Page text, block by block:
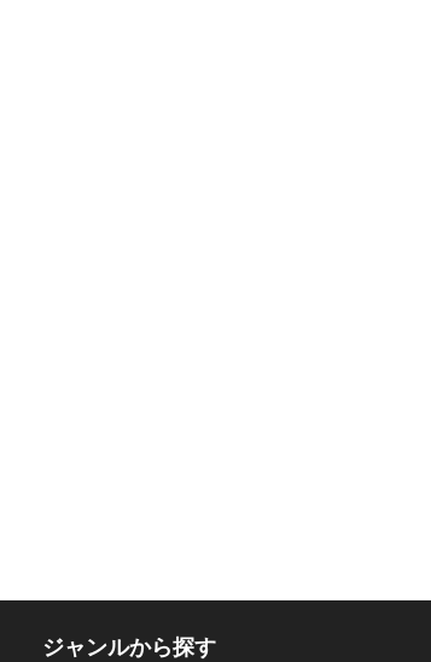
ジャンルから探す